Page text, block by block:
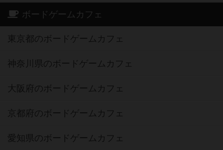
ボードゲームカフェ
東京都のボードゲームカフェ
神奈川県のボードゲームカフェ
大阪府のボードゲームカフェ
京都府のボードゲームカフェ
愛知県のボードゲームカフェ